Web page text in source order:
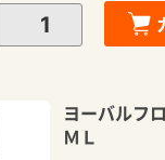
ヨーバルフ
ＭＬ